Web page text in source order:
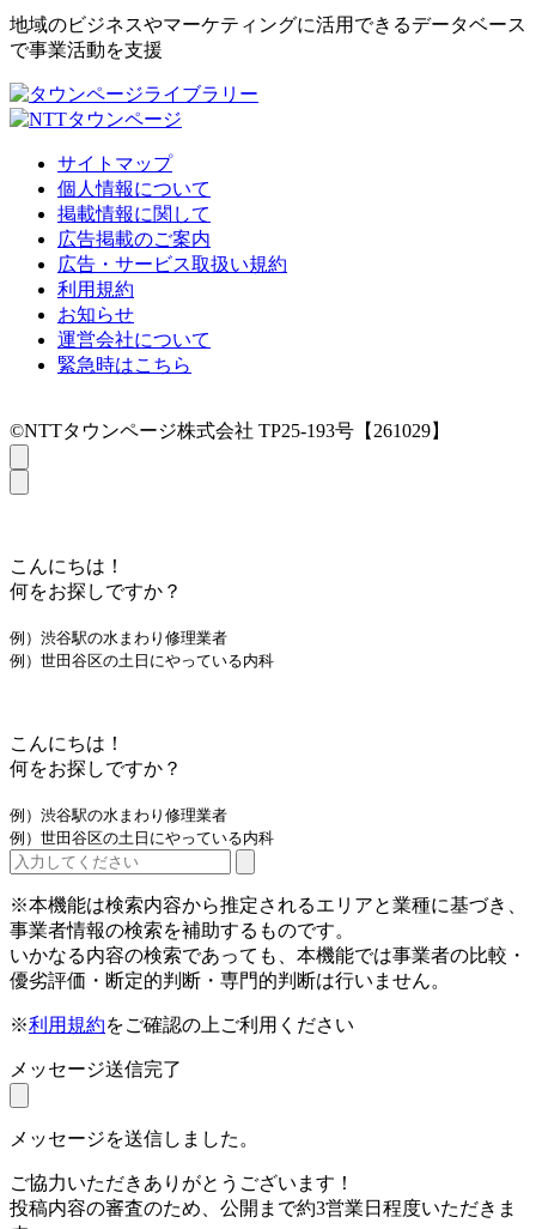
地域のビジネスやマーケティングに活用できるデータベース
で事業活動を支援
サイトマップ
個人情報について
掲載情報に関して
広告掲載のご案内
広告・サービス取扱い規約
利用規約
お知らせ
運営会社について
緊急時はこちら
©NTTタウンページ株式会社 TP25-193号【261029】
こんにちは！
何をお探しですか？
例）渋谷駅の水まわり修理業者
例）世田谷区の土日にやっている内科
こんにちは！
何をお探しですか？
例）渋谷駅の水まわり修理業者
例）世田谷区の土日にやっている内科
※本機能は検索内容から推定されるエリアと業種に基づき、
事業者情報の検索を補助するものです。
いかなる内容の検索であっても、本機能では事業者の比較・
優劣評価・断定的判断・専門的判断は行いません。
※利用規約をご確認の上ご利用ください
メッセージ送信完了
メッセージを送信しました。
ご協力いただきありがとうございます！
投稿内容の審査のため、公開まで約3営業日程度いただきま